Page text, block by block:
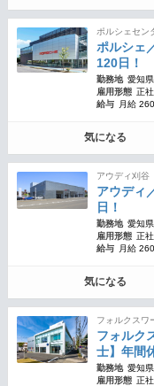
ポルシェセン
ポルシェ
120日！
勤務地 愛知
雇用形態 正
給与
月給
気になる
アウディ刈谷
アウディ
日！
勤務地 愛知
雇用形態 正
給与
月給
気になる
フォルクスワ
フォルク
士】年間
勤務地 愛知
雇用形態 正